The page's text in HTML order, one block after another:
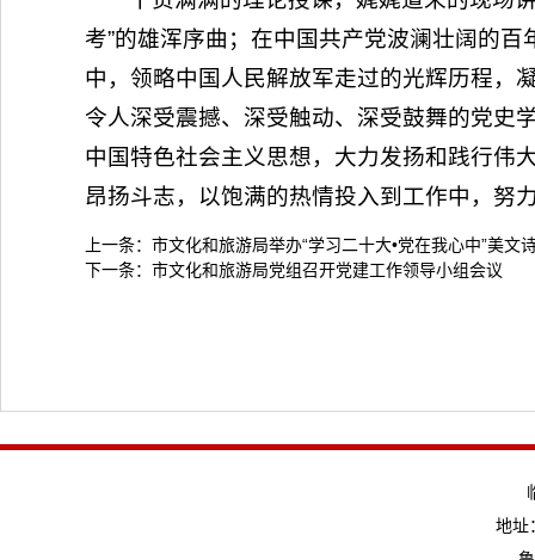
考”的雄浑序曲；在中国共产党波澜壮阔的
中，领略中国人民解放军走过的光辉历程，
令人深受震撼、深受触动、深受鼓舞的党史
中国特色社会主义思想，大力发扬和践行伟
昂扬斗志，以饱满的热情投入到工作中，努
上一条： 市文化和旅游局举办“学习二十大•党在我心中”美文
下一条： 市文化和旅游局党组召开党建工作领导小组会议
地址